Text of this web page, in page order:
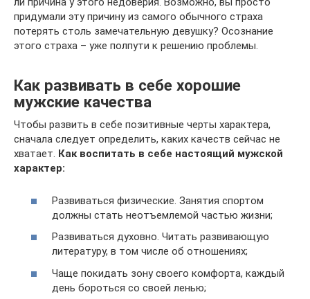
придумали эту причину из самого обычного страха
потерять столь замечательную девушку? Осознание
этого страха – уже полпути к решению проблемы.
Как развивать в себе хорошие
мужские качества
Чтобы развить в себе позитивные черты характера,
сначала следует определить, каких качеств сейчас не
хватает. Как воспитать в себе настоящий мужской
характер:
Развиваться физические. Занятия спортом
должны стать неотъемлемой частью жизни;
Развиваться духовно. Читать развивающую
литературу, в том числе об отношениях;
Чаще покидать зону своего комфорта, каждый
день бороться со своей ленью;